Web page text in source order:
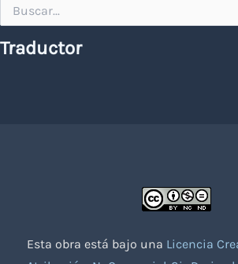
por:
Traductor
Esta obra está bajo una Licencia